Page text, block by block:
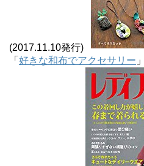
(2017.11.10発行)
「 好きな和布でアクセサリー 」